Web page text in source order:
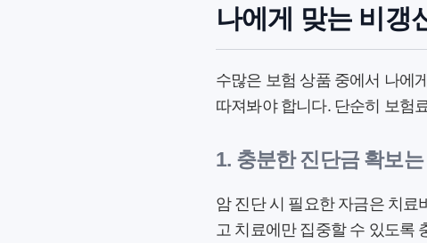
나에게 맞는 비갱
수많은 보험 상품 중에서 나에
따져봐야 합니다. 단순히 보험
1. 충분한 진단금 확보
암 진단 시 필요한 자금은 치
고 치료에만 집중할 수 있도록